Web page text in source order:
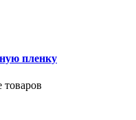
пленку
товаров